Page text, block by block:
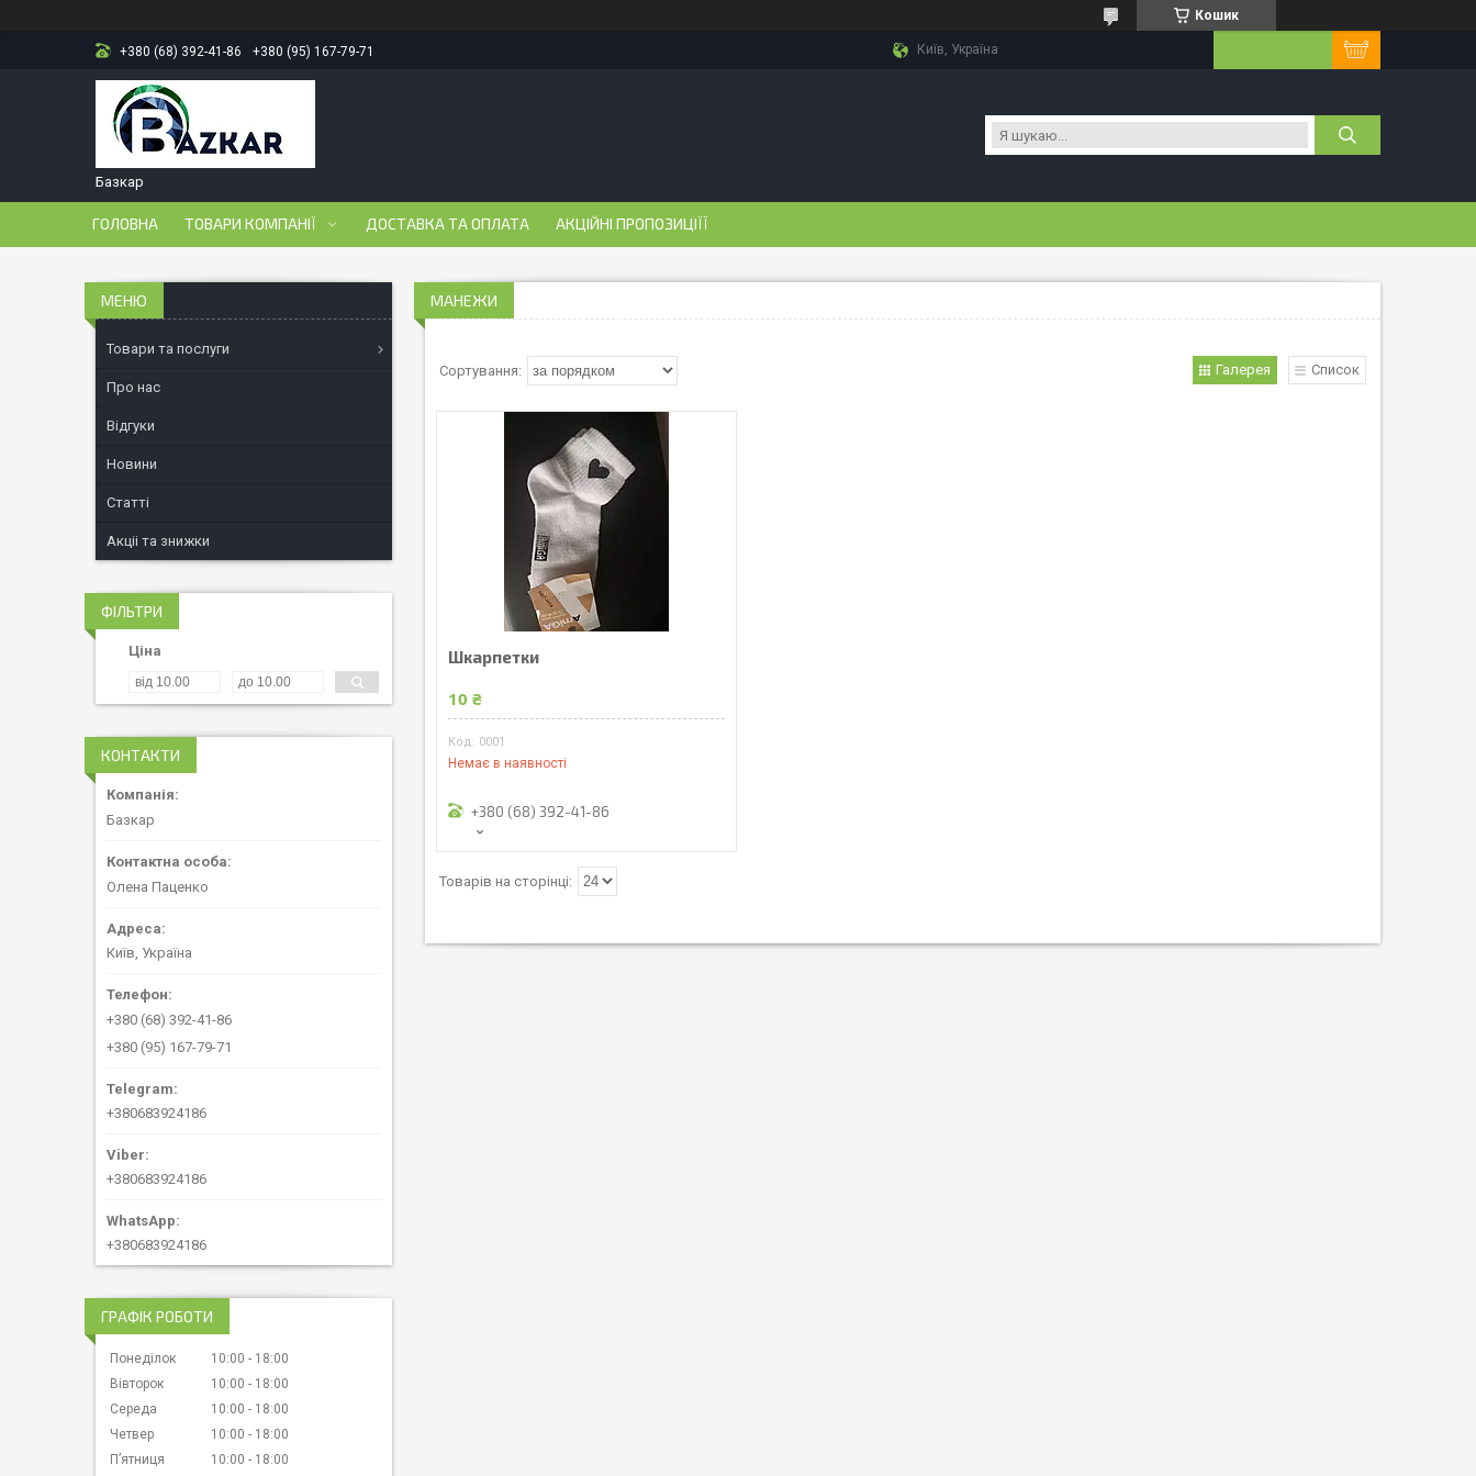
Кошик
+380 (68) 392-41-86 +380 (95) 167-79-71 Київ, Україна
Базкар
ГОЛОВНА ТОВАРИ КОМПАНІЇ ДОСТАВКА ТА ОПЛАТА АКЦІЙНІ ПРОПОЗИЦІЇЇ
МАНЕЖИ
Галерея Список
Шкарпетки
10 ₴
0001
Немає в наявності
+380 (68) 392-41-86
Товари та послуги
Про нас
Відгуки
Новини
Статті
Акціі та знижки
ФІЛЬТРИ
Ціна
КОНТАКТИ
Базкар
Олена Паценко
Київ, Україна
+380 (68) 392-41-86
+380 (95) 167-79-71
+380683924186
+380683924186
+380683924186
ГРАФІК РОБОТИ
Понеділок 10:00
18:00
Вівторок
10:00
18:00
Середа
10:00
18:00
Четвер
10:00
18:00
Пʼятниця
10:00 18:00